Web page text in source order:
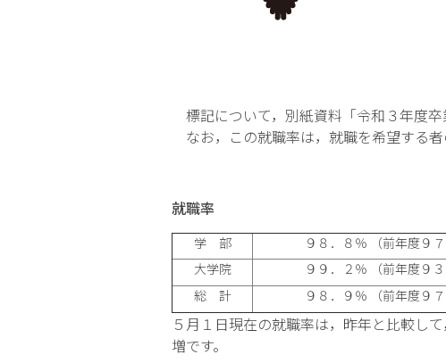
標記について，別紙資料「令和３年度
なお，この就職率は，就職を希望する
就職率
学 部 ９８．８％ （前年度９７
大学院
９９．２％ （前年度９３
総 計
９８．９％ （前年度９７
５月１日現在の就職率は，昨年と比較し
増です。